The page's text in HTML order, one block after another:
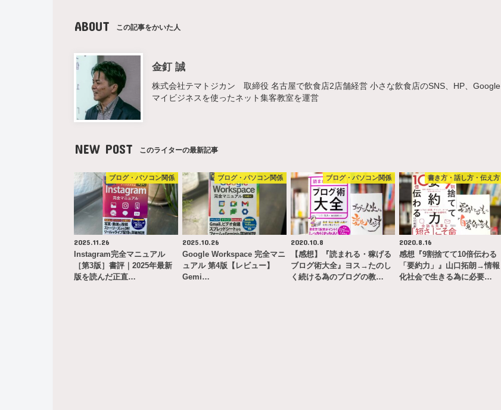
ABOUT この記事をかいた人
金釘 誠
株式会社テマトジカン 取締役 名古屋で飲食店2店舗経営 小さな飲食店のSNS、HP、Google
マイビジネスを使ったネット集客教室を運営
NEW POST このライターの最新記事
ブログ・パソコン関係
2025.11.26
Instagram完全マニュアル
［第3版］書評｜2025年最新
版を読んだ正直…
ブログ・パソコン関係
2025.10.26
Google Workspace 完全マニ
ュアル 第4版【レビュー】
Gemi…
ブログ・パソコン関係
2020.10.8
【感想】『読まれる・稼げる
ブログ術大全』ヨス→たのし
く続ける為のブログの教…
書き方・話し方・伝え方
2020.8.16
感想『9割捨てて10倍伝わる
「要約力」』山口拓朗→情報
化社会で生きる為に必要…